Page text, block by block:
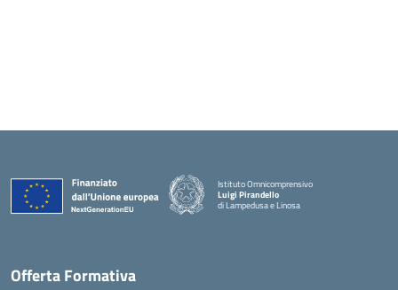
Istituto Omnicomprensivo
Luigi Pirandello
di Lampedusa e Linosa
Offerta Formativa